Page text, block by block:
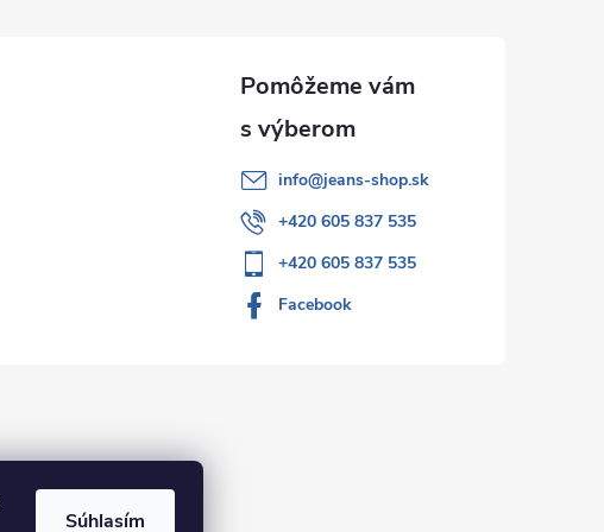
Súhlasím
info@jeans-shop.sk
+420 605 837 535
+420 605 837 535
Facebook